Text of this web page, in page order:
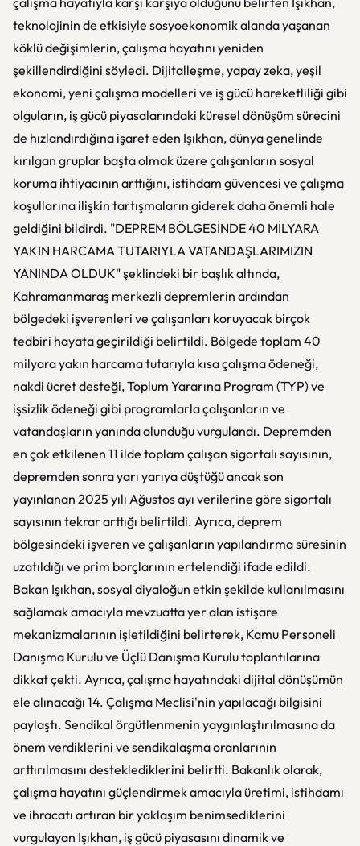
teknolojinin de etkisiyle sosyoekonomik alanda yaşanan
köklü değişimlerin, çalışma hayatını yeniden
şekillendirdiğini söyledi. Dijitalleşme, yapay zeka, yeşil
ekonomi, yeni çalışma modelleri ve iş gücü hareketliliği gibi
olguların, iş gücü piyasalarındaki küresel dönüşüm sürecini
de hızlandırdığına işaret eden Işıkhan, dünya genelinde
kırılgan gruplar başta olmak üzere çalışanların sosyal
koruma ihtiyacının arttığını, istihdam güvencesi ve çalışma
koşullarına ilişkin tartışmaların giderek daha önemli hale
geldiğini bildirdi. "DEPREM BÖLGESİNDE 40 MİLYARA
YAKIN HARCAMA TUTARIYLA VATANDAŞLARIMIZIN
YANINDA OLDUK" şeklindeki bir başlık altında,
Kahramanmaraş merkezli depremlerin ardından
bölgedeki işverenleri ve çalışanları koruyacak birçok
tedbiri hayata geçirildiği belirtildi. Bölgede toplam 40
milyara yakın harcama tutarıyla kısa çalışma ödeneği,
nakdi ücret desteği, Toplum Yararına Program (TYP) ve
işsizlik ödeneği gibi programlarla çalışanların ve
vatandaşların yanında olunduğu vurgulandı. Depremden
en çok etkilenen 11 ilde toplam çalışan sigortalı sayısının,
depremden sonra yarı yarıya düştüğü ancak son
yayınlanan 2025 yılı Ağustos ayı verilerine göre sigortalı
sayısının tekrar arttığı belirtildi. Ayrıca, deprem
bölgesindeki işveren ve çalışanların yapılandırma süresinin
uzatıldığı ve prim borçlarının ertelendiği ifade edildi.
Bakan Işıkhan, sosyal diyaloğun etkin şekilde kullanılmasını
sağlamak amacıyla mevzuatta yer alan istişare
mekanizmalarının işletildiğini belirterek, Kamu Personeli
Danışma Kurulu ve Üçlü Danışma Kurulu toplantılarına
dikkat çekti. Ayrıca, çalışma hayatındaki dijital dönüşümün
ele alınacağı 14. Çalışma Meclisi'nin yapılacağı bilgisini
paylaştı. Sendikal örgütlenmenin yaygınlaştırılmasına da
önem verdiklerini ve sendikalaşma oranlarının
arttırılmasını desteklediklerini belirtti. Bakanlık olarak,
çalışma hayatını güçlendirmek amacıyla üretimi, istihdamı
ve ihracatı artıran bir yaklaşım benimsediklerini
vurgulayan Işıkhan, iş gücü piyasasını dinamik ve